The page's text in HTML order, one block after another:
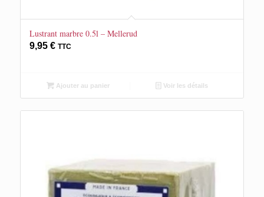
Lustrant marbre 0.5l – Mellerud
9,95 € TTC
Ajouter au panier Voir les détails